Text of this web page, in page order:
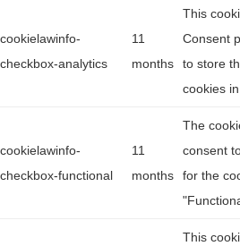
cookielawinfo-
checkbox-analytics
11
months
This
Consent
to store
cookies
cookielawinfo-
checkbox-functional
11
months
The
consent
for the
This